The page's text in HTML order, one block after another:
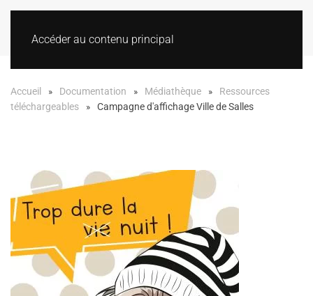
Accéder au contenu principal
Accueil Documentation Médiathèque
Ressources
téléchargeables
Campagne d'affichage Ville de Salles